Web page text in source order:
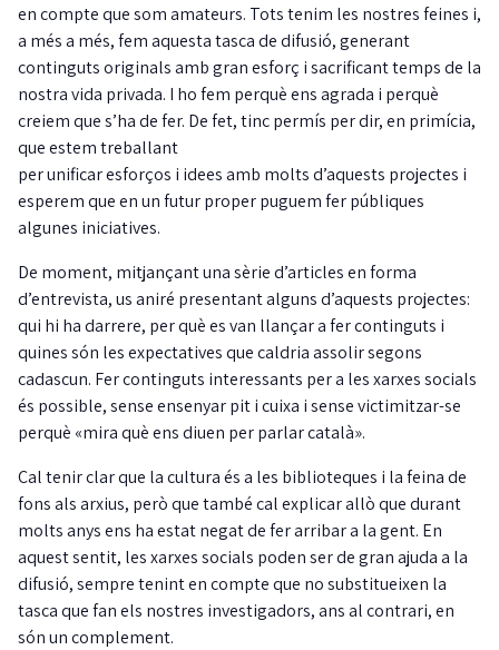
en compte que som amateurs. Tots tenim les nostres feines i,
a més a més, fem aquesta tasca de difusió, generant
continguts originals amb gran esforç i sacrificant temps de la
nostra vida privada. I ho fem perquè ens agrada i perquè
creiem que s’ha de fer. De fet, tinc permís per dir, en primícia,
que estem treballant
per unificar esforços i idees amb molts d’aquests projectes i
esperem que en un futur proper puguem fer públiques
algunes iniciatives.
De moment, mitjançant una sèrie d’articles en forma
d’entrevista, us aniré presentant alguns d’aquests projectes:
qui hi ha darrere, per què es van llançar a fer continguts i
quines són les expectatives que caldria assolir segons
cadascun. Fer continguts interessants per a les xarxes socials
és possible, sense ensenyar pit i cuixa i sense victimitzar-se
perquè «mira què ens diuen per parlar català».
Cal tenir clar que la cultura és a les biblioteques i la feina de
fons als arxius, però que també cal explicar allò que durant
molts anys ens ha estat negat de fer arribar a la gent. En
aquest sentit, les xarxes socials poden ser de gran ajuda a la
difusió, sempre tenint en compte que no substitueixen la
tasca que fan els nostres investigadors, ans al contrari, en
són un complement.